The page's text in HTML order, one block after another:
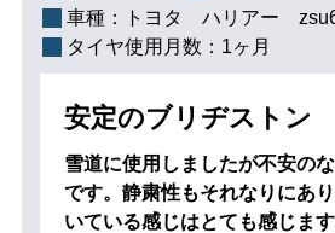
車種：
トヨタ ハリアー
タイヤ使用月数： 1ヶ月
安定のブリヂストン
雪道に使用しましたが不安の
です。静粛性もそれなりにあ
いている感じはとても感じま